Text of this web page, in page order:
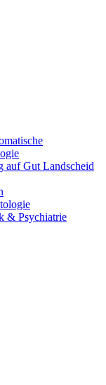
auf Gut Landscheid
& Psychiatrie